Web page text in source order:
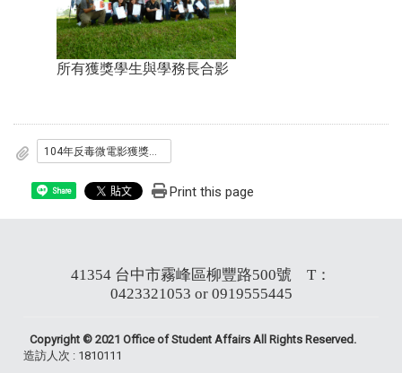
所有獲獎學生與學務長合影
Share Print this page
41354 台中市霧峰區柳豐路500號 T：
0423321053 or 0919555445
Copyright © 2021 Office of Student Affairs All Rights Reserved.
造訪人次 : 1810111